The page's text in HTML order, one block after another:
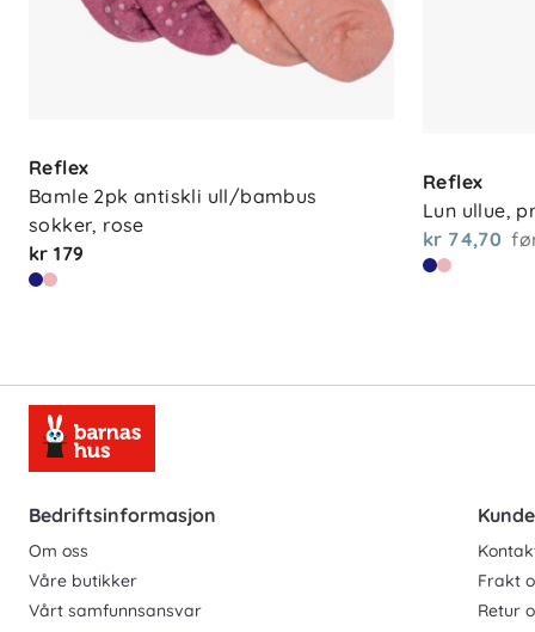
Reflex
Bamle 2pk antiskli ull/bambus
sokker, rose
kr 179
Reflex
Lun ullue,
kr 74,70
Bedriftsinformasjon
Om oss
Våre butikker
Vårt samfunnsansvar
Frakt
Retur